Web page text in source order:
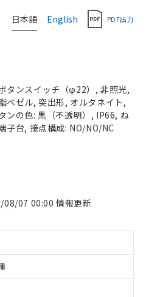
日本語 English PDF出力
タンスイッチ（φ22）, 非照光,
ベゼル, 突出形, オルタネイト,
ンの色: 黒（不透明）, IP66, ね
子台, 接点構成: NO/NO/NC
08/07 00:00 情報更新